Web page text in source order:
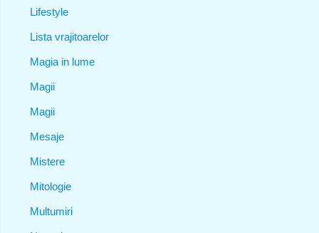
Lifestyle
Lista vrajitoarelor
Magia in lume
Magii
Magii
Mesaje
Mistere
Mitologie
Multumiri